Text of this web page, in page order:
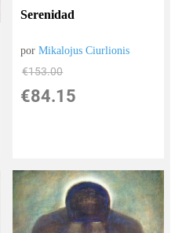
Serenidad
porMikalojus Ciurlionis
€153.00
€84.15